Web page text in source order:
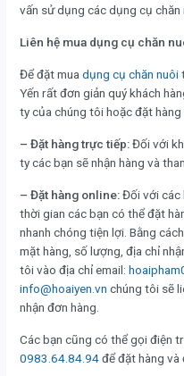
vấn sử dụng các dụng cụ chăn
Liên hệ mua dụng cụ chăn
Để đặt muadụng cụ chăn nuôi
Yến rất đơn giản quý khách
ty của chúng tôi hoặc đặt hàng
– Đặt hàng trực tiếp:Đối với
ty các bạn sẽ nhận hàng và
– Đặt hàng online:Đối với các
thời gian các bạn có thể đặt
nhanh chóng tiện lợi. Bằng
mặt hàng, số lượng, địa chỉ
tôi vào địa chỉ email:
info@hoaiyen.vn chúng tôi sẽ
nhận đơn hàng.
Các bạn cũng có thể gọi điện
0983.64.84.94để đặt hàng và